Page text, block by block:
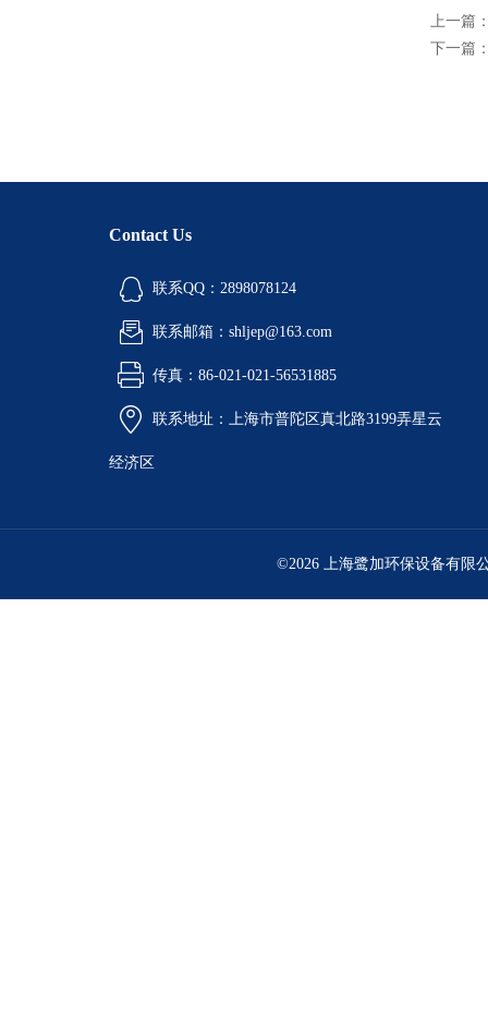
上一篇
下一篇
Contact Us
联系QQ：2898078124
联系邮箱：shljep@163.com
传真：86-021-021-56531885
联系地址：上海市普陀区真北路3199弄星云
经济区
©2026 上海鹭加环保设备有限